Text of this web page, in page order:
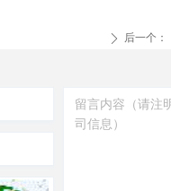
ꄲ 后一个：